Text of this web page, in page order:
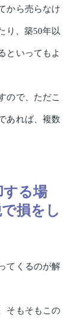
から売らなけ
り、築50年以
といってもよ
ので、ただこ
あれば、複数
する場
損をし
てくるのが解
そもそもこの